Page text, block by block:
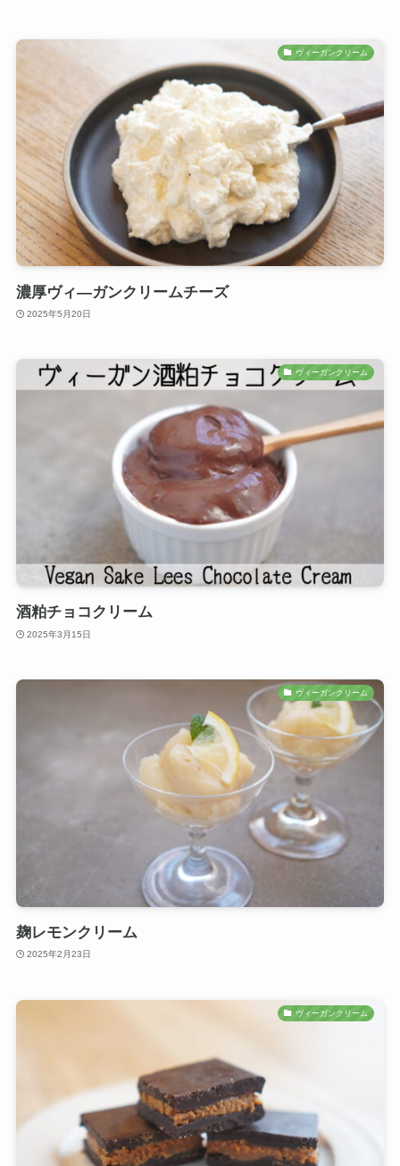
ヴィーガンクリーム
濃厚ヴィ―ガンクリームチーズ
2025年5月20日
ヴィーガンクリーム
酒粕チョコクリーム
2025年3月15日
ヴィーガンクリーム
麹レモンクリーム
2025年2月23日
ヴィーガンクリーム